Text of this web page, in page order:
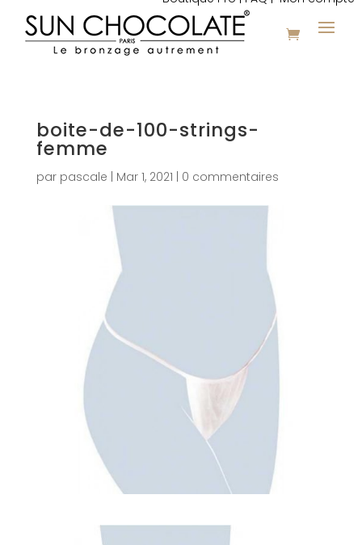
boite-de-100-strings-
femme
par pascale Mar 1, 2021 0 commentaires